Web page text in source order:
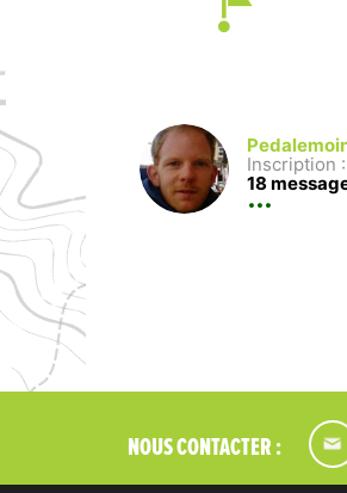
Inscription
18
NOUS CONTACTER :